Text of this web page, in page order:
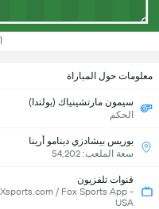
معلومات حول المباراة
سيمون مارتشينياك (بولندا)
الحكم
بوريس بيشادزي دينامو أرينا
سعة الملعب: 54,202
قنوات تلفزيون
/ Fox Sports App -
USA